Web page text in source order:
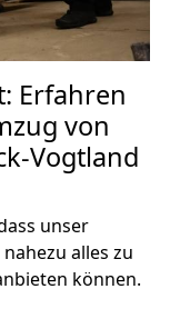
Erfahren
von
Vogtland
unser
alles zu
können.